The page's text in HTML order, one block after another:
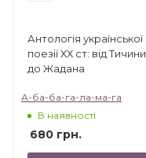
Антологія української
поезії ХХ ст: від Тичини
до Жадана
А-ба-ба-га-ла-ма-га
В наявності
680 грн.